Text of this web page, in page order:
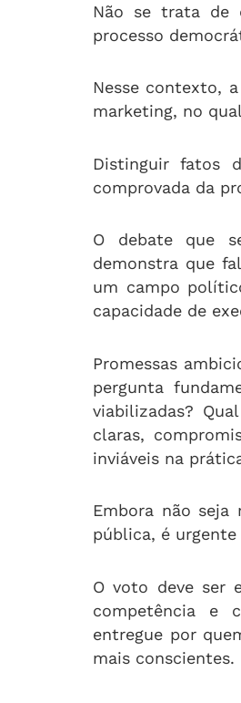
Não se trata de
processo
Nesse contexto,
marketing, no
Distinguir fatos
comprovada da
O debate que
demonstra que
um campo
capacidade de
Promessas
pergunta
viabilizadas?
claras,
inviáveis na
Embora não
pública, é
O voto deve ser
competência e
entregue por
mais conscientes.